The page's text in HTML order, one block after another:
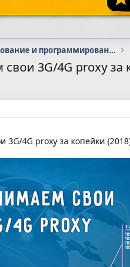
Администрирование и программирование
3G/4G proxy за
3G/4G proxy за копейки